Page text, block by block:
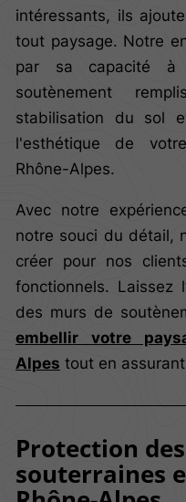
intéressants, ils
tout paysage. Notre
par sa capacité à
soutènement
stabilisation du sol
l'esthétique de
Rhône-Alpes.
Avec notre
notre souci du détail,
créer pour nos
fonctionnels. Laissez
des murs de
embellir votre
Alpes tout en
Protection
souterraines